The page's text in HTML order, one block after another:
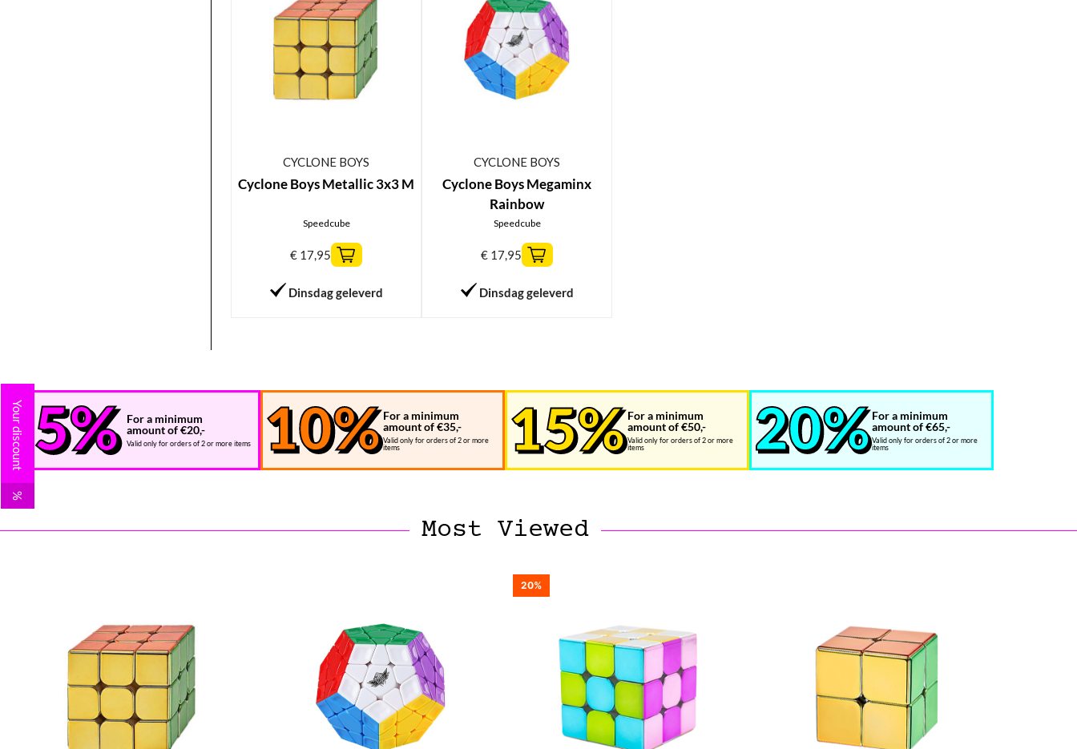
CYCLONE BOYS
Cyclone Boys Metallic 3x3 M
Speedcube
€ 17,95
Dinsdag geleverd
CYCLONE BOYS
Cyclone Boys Megaminx
Rainbow
Speedcube
€ 17,95
Dinsdag geleverd
For a minimum
amount of €20,-
Valid only for orders of 2 or more items
For a minimum
amount of €35,-
Valid only for orders of 2 or more
items
For a minimum
amount of €50,-
Valid only for orders of 2 or more
items
For a minimum
amount of €65,-
Valid only for orders of 2 or more
items
Most Viewed
20%
Your discount
%